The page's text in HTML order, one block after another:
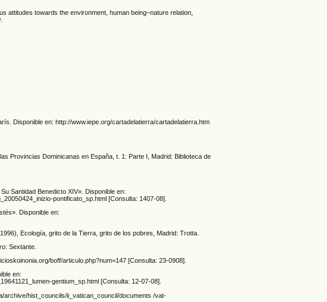
attitudes towards the environment, human being–nature relation,
Disponible en: http://www.iepe.org/cartadelatierra/cartadelatierra.htm
Provincias Dominicanas en España, t. 1: Parte I, Madrid: Biblioteca de
Santidad Benedicto XIV». Disponible en:
pontificato_sp.html [Consulta: 1407-08].
Disponible en:
Ecología, grito de la Tierra, grito de los pobres, Madrid: Trotta.
Sextante.
boff/articulo.php?num=147 [Consulta: 23-0908].
en:
gentium_sp.html [Consulta: 12-07-08].
archive/hist_councils/ii_vatican_council/documents /vat-